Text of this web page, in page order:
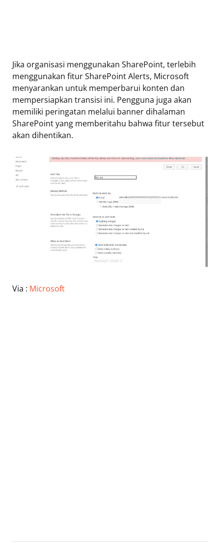
Jika organisasi menggunakan SharePoint, terlebih
menggunakan fitur SharePoint Alerts, Microsoft
menyarankan untuk memperbarui konten dan
mempersiapkan transisi ini. Pengguna juga akan
memiliki peringatan melalui banner dihalaman
SharePoint yang memberitahu bahwa fitur tersebut
akan dihentikan.
Via : Microsoft